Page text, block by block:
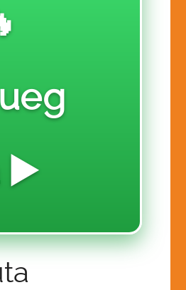
MARKET ACTION CLASS
MOVEMENT
CHALLENGE!
▶️